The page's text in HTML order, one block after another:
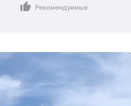
Рекомендуемые